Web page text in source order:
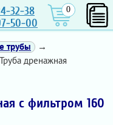
32-38
50-00
0
трубы
→
дренажная
с фильтром 160